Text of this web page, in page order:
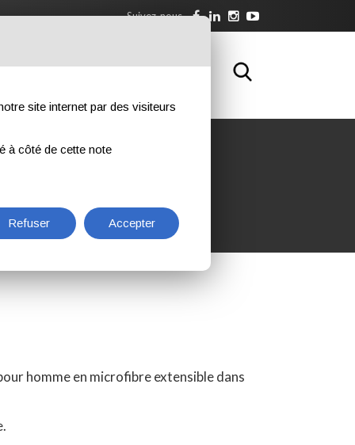
Suivez-nous
FORMATION CONTACTS
homme en microfibre extensible dans
site internet par des visiteurs
à côté de cette note
Refuser Accepter